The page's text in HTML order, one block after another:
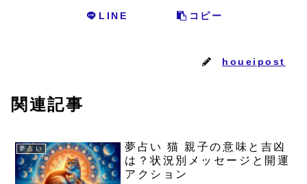
LINE コピー
houeipost
関連記事
夢占い
夢占い 猫 親子の意味と吉凶
は？状況別メッセージと開運
アクション